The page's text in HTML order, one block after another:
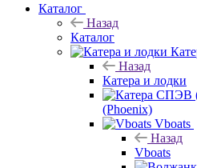
Каталог
Назад
Каталог
Назад
Катера и лодки
(Phoenix)
Vboats
Назад
Vboats